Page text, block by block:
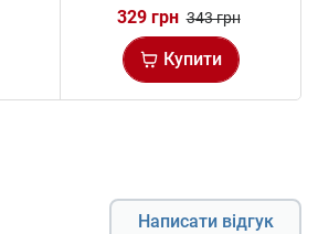
329 грн 343 грн
Купити
Написати відгук